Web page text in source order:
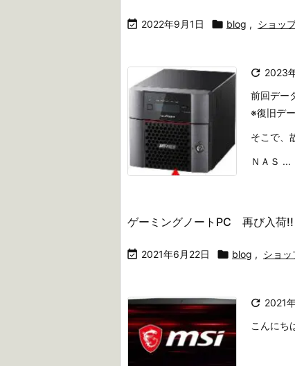
 2022年9月1日  blog , ショッ
 2023
前回デー
※復旧デ
そこで、
ＮＡＳ ...
ゲーミングノートPC 再び入荷!!
 2021年6月22日  blog , ショッ
 2021
こんにち